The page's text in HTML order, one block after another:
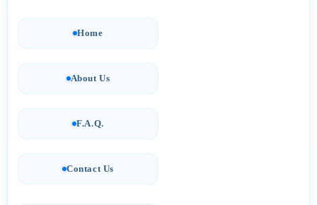
Home
About Us
F.A.Q.
Contact Us